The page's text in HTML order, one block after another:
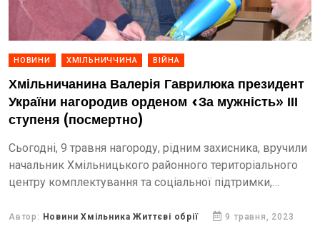
НОВИНИ ХМІЛЬНИЧЧИНА ВІЙНА
Хмільничанина Валерія Гаврилюка президент
України нагородив орденом «За мужність» ІІІ
ступеня (посмертно)
Сьогодні, 9 травня нагороду, рідним захисника, вручили
начальник Хмільницького районного територіального
центру комплектування та соціальної підтримки,
голова Микола Юрчишин
Автор: Новини Хмільника Життєві обрії 9 травня, 2023